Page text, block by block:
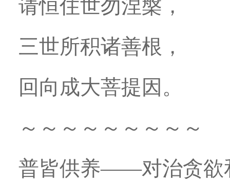
请恒住世勿涅槃，
三世所积诸善根，
回向成大菩提因。
～～～～～～～～～
普皆供养——对治贪欲